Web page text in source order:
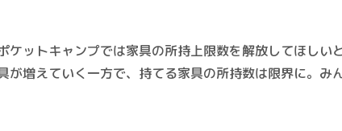
ケットキャンプでは家具の所持上限数を解放してほしい
が増えていく一方で、持てる家具の所持数は限界に。み